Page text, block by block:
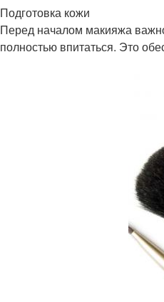
Подготовка кожи
Перед началом макияжа
полностью впитаться. Это